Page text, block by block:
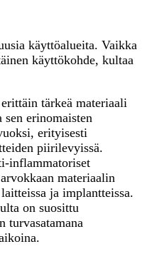
käyttöalueita. Vaikka
käyttökohde, kultaa
tärkeä materiaali
erinomaisten
erityisesti
piirilevyissä.
inflammatoriset
materiaalin
ja implantteissa.
on suosittu
turvasatamana